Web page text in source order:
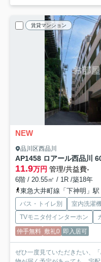
賃貸マンション
NEW
品川区西品川
AP1458 ロアール西品川
11.9万円 管理/共益費-
6階 / 20.55㎡ / 1R /築18年
東急大井町線「下神明」
バス・トイレ別 室内洗濯
TVモニタ付インターホン
仲手無料 敷礼0 即入居可
ぜひ一度見ていただきたい、